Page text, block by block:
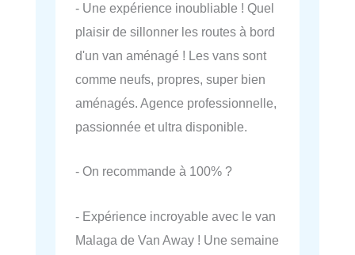
- Une expérience inoubliable ! Quel
plaisir de sillonner les routes à bord
d'un van aménagé ! Les vans sont
comme neufs, propres, super bien
aménagés. Agence professionnelle,
passionnée et ultra disponible.
- On recommande à 100% ?
- Expérience incroyable avec le van
Malaga de Van Away ! Une semaine